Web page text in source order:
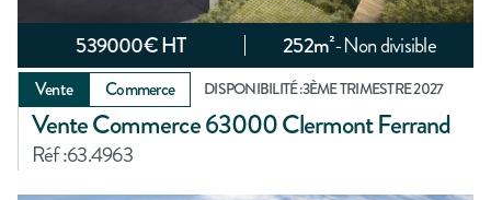
539000€ HT 252m²-Non divisible
Vente Commerce DISPONIBILITÉ :3ÈME TRIMESTRE 2027
Vente Commerce 63000 Clermont Ferrand
Réf :63.4963